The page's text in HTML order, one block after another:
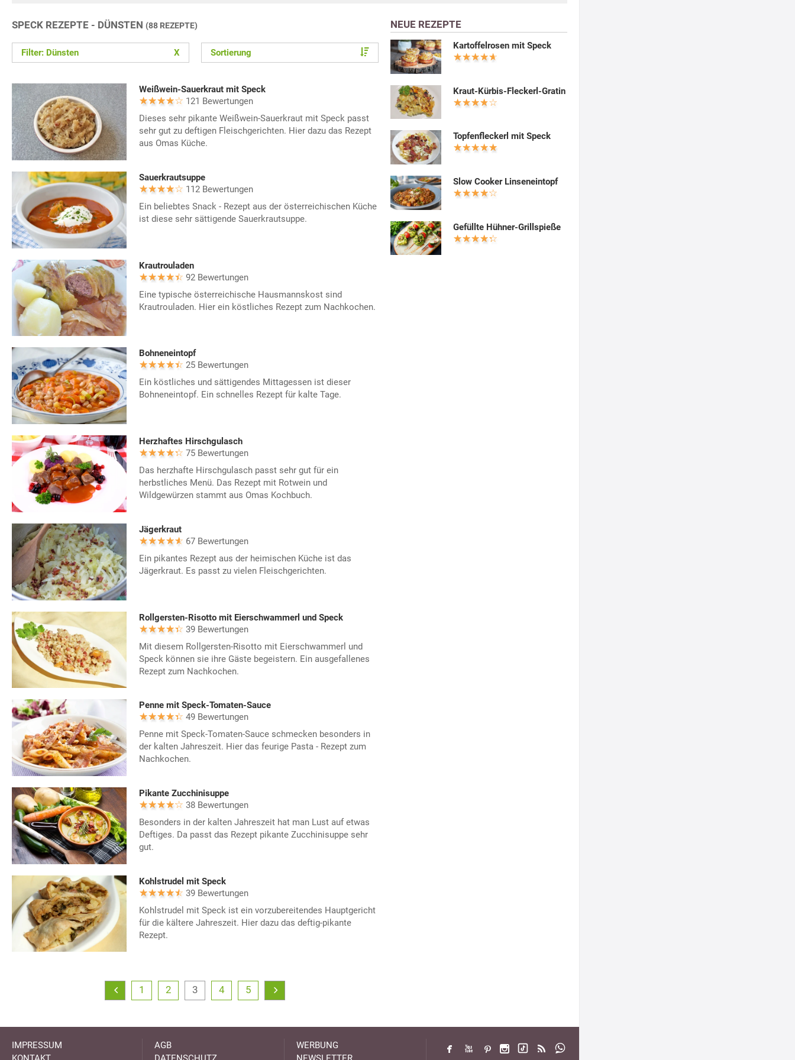
SPECK REZEPTE - DÜNSTEN (88 REZEPTE)
Filter: Dünsten X Sortierung
Weißwein-Sauerkraut mit Speck
121 Bewertungen
Dieses sehr pikante Weißwein-Sauerkraut mit Speck passt
sehr gut zu deftigen Fleischgerichten. Hier dazu das Rezept
aus Omas Küche.
Sauerkrautsuppe
112 Bewertungen
Ein beliebtes Snack - Rezept aus der österreichischen Küche
ist diese sehr sättigende Sauerkrautsuppe.
Krautrouladen
92 Bewertungen
Eine typische österreichische Hausmannskost sind
Krautrouladen. Hier ein köstliches Rezept zum Nachkochen.
Bohneneintopf
25 Bewertungen
Ein köstliches und sättigendes Mittagessen ist dieser
Bohneneintopf. Ein schnelles Rezept für kalte Tage.
Herzhaftes Hirschgulasch
75 Bewertungen
Das herzhafte Hirschgulasch passt sehr gut für ein
herbstliches Menü. Das Rezept mit Rotwein und
Wildgewürzen stammt aus Omas Kochbuch.
Jägerkraut
67 Bewertungen
Ein pikantes Rezept aus der heimischen Küche ist das
Jägerkraut. Es passt zu vielen Fleischgerichten.
Rollgersten-Risotto mit Eierschwammerl und Speck
39 Bewertungen
Mit diesem Rollgersten-Risotto mit Eierschwammerl und
Speck können sie ihre Gäste begeistern. Ein ausgefallenes
Rezept zum Nachkochen.
Penne mit Speck-Tomaten-Sauce
49 Bewertungen
Penne mit Speck-Tomaten-Sauce schmecken besonders in
der kalten Jahreszeit. Hier das feurige Pasta - Rezept zum
Nachkochen.
Pikante Zucchinisuppe
38 Bewertungen
Besonders in der kalten Jahreszeit hat man Lust auf etwas
Deftiges. Da passt das Rezept pikante Zucchinisuppe sehr
gut.
Kohlstrudel mit Speck
39 Bewertungen
Kohlstrudel mit Speck ist ein vorzubereitendes Hauptgericht
für die kältere Jahreszeit. Hier dazu das deftig-pikante
Rezept.
1 2 3 4 5
NEUE REZEPTE
Kartoffelrosen mit Speck
Kraut-Kürbis-Fleckerl-Gratin
Topfenfleckerl mit Speck
Slow Cooker Linseneintopf
Gefüllte Hühner-Grillspieße
IMPRESSUM
AGB
WERBUNG